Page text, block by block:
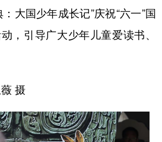
福建 江西
大国少年成长记”庆祝“六一”国
，引导广大少年儿童爱读书、
摄